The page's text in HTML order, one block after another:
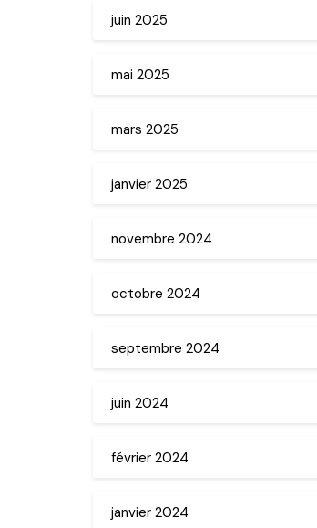
juin 2025
mai 2025
mars 2025
janvier 2025
novembre 2024
octobre 2024
septembre 2024
juin 2024
février 2024
janvier 2024